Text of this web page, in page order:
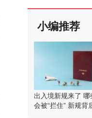
小编推荐
出入境新规来了 哪
会被“拦住” 新规背